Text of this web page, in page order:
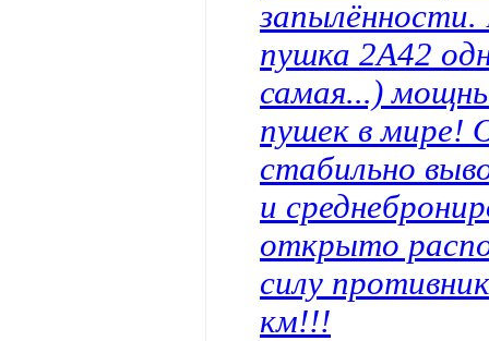
пушка 2А42
самая...)
пушек в мире!
стабильно
и
открыто
силу
км!!!